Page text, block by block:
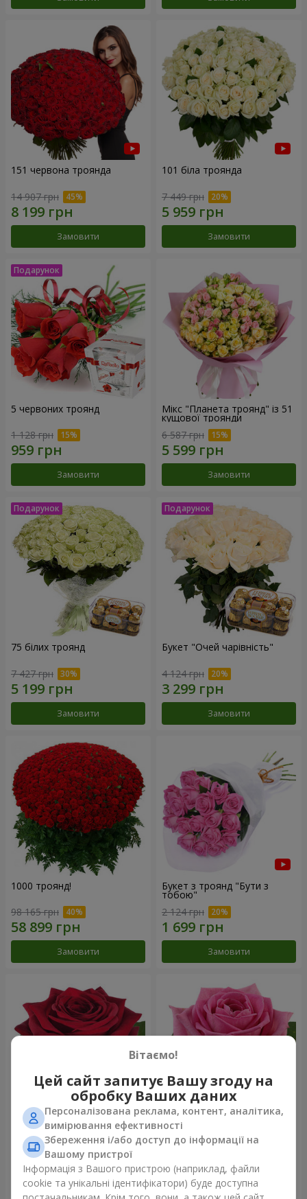
151 червона троянда
14 907 грн
Замовити
101 біла троянда
7 449 грн
Замовити
5 червоних троянд
1 128 грн
Замовити
Мікс "Планета троянд" із 51
кущової троянди
6 587 грн
Замовити
75 білих троянд
7 427 грн
Замовити
Букет "Очей чарівність"
4 124 грн
Замовити
1000 троянд!
98 165 грн
Замовити
Букет з троянд "Бути з
тобою"
2 124 грн
Замовити
Червона троянда
(поштучно)
Замовити
Рожева троянда (поштучно)
Замовити
Вітаємо!
Цей сайт запитує Вашу згоду на
обробку Ваших даних
Персоналізована реклама, контент, аналітика,
вимірювання ефективності
Збереження і/або доступ до інформації на
Вашому пристрої
Інформація з Вашого пристрою (наприклад, файли
cookie та унікальні ідентифікатори) буде доступна